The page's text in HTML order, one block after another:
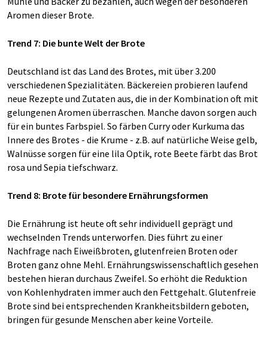
Aromen dieser Brote.
Trend 7: Die bunte Welt der Brote
Deutschland ist das Land des Brotes, mit über 3.200
verschiedenen Spezialitäten. Bäckereien probieren laufend
neue Rezepte und Zutaten aus, die in der Kombination oft mit
gelungenen Aromen überraschen. Manche davon sorgen auch
für ein buntes Farbspiel. So färben Curry oder Kurkuma das
Innere des Brotes - die Krume - z.B. auf natürliche Weise gelb,
Walnüsse sorgen für eine lila Optik, rote Beete färbt das Brot
rosa und Sepia tiefschwarz.
Trend 8: Brote für besondere Ernährungsformen
Die Ernährung ist heute oft sehr individuell geprägt und
wechselnden Trends unterworfen. Dies führt zu einer
Nachfrage nach Eiweißbroten, glutenfreien Broten oder
Broten ganz ohne Mehl. Ernährungswissenschaftlich gesehen
bestehen hieran durchaus Zweifel. So erhöht die Reduktion
von Kohlenhydraten immer auch den Fettgehalt. Glutenfreie
Brote sind bei entsprechenden Krankheitsbildern geboten,
bringen für gesunde Menschen aber keine Vorteile.